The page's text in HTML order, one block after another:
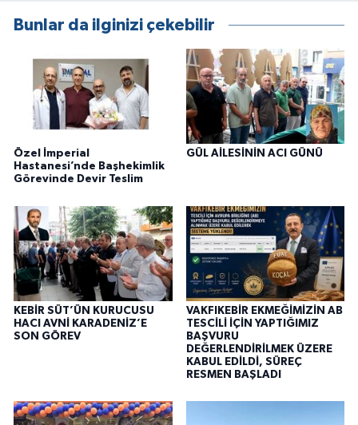
Bunlar da ilginizi çekebilir
Özel İmperial
Hastanesi’nde Başhekimlik
Görevinde Devir Teslim
GÜL AİLESİNİN ACI GÜNÜ
KEBİR SÜT’ÜN KURUCUSU
HACI AVNİ KARADENİZ’E
SON GÖREV
VAKFIKEBİR EKMEĞİMİZİN AB
TESCİLİ İÇİN YAPTIĞIMIZ
BAŞVURU
DEĞERLENDİRİLMEK ÜZERE
KABUL EDİLDİ, SÜREÇ
RESMEN BAŞLADI